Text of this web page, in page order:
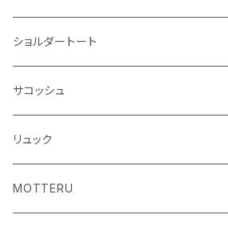
アクリル雑貨
ジュートコットン
キャンパス
不織布
コットン
デニム
ポリエステル
不織布
オーガニックコットン
シーチング
10oz
フェアトレードコットン
コットンリネン
ジュートコットン
ショルダートート
オーガニックコットン
コットンリネン
再生ファブリック
サコッシュ
オーガニックコットン
フェアトレードコットン
リュック
コットン
MOTTERU